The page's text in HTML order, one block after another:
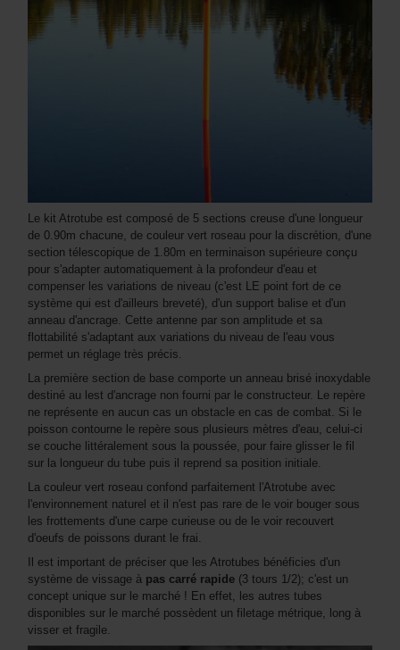
Le kit Atrotube est composé de 5 sections creuse d'une longueur
de 0.90m chacune, de couleur vert roseau pour la discrétion, d'une
section télescopique de 1.80m en terminaison supérieure conçu
pour s'adapter automatiquement à la profondeur d'eau et
compenser les variations de niveau (c'est LE point fort de ce
système qui est d'ailleurs breveté), d'un support balise et d'un
anneau d'ancrage. Cette antenne par son amplitude et sa
flottabilité s'adaptant aux variations du niveau de l'eau vous
permet un réglage très précis.
La première section de base comporte un anneau brisé inoxydable
destiné au lest d'ancrage non fourni par le constructeur. Le repère
ne représente en aucun cas un obstacle en cas de combat. Si le
poisson contourne le repère sous plusieurs mètres d'eau, celui-ci
se couche littéralement sous la poussée, pour faire glisser le fil
sur la longueur du tube puis il reprend sa position initiale.
La couleur vert roseau confond parfaitement l'Atrotube avec
l'environnement naturel et il n'est pas rare de le voir bouger sous
les frottements d'une carpe curieuse ou de le voir recouvert
d'oeufs de poissons durant le frai.
Il est important de préciser que les Atrotubes bénéficies d'un
système de vissage à pas carré rapide (3 tours 1/2); c'est un
concept unique sur le marché ! En effet, les autres tubes
disponibles sur le marché possèdent un filetage métrique, long à
visser et fragile.